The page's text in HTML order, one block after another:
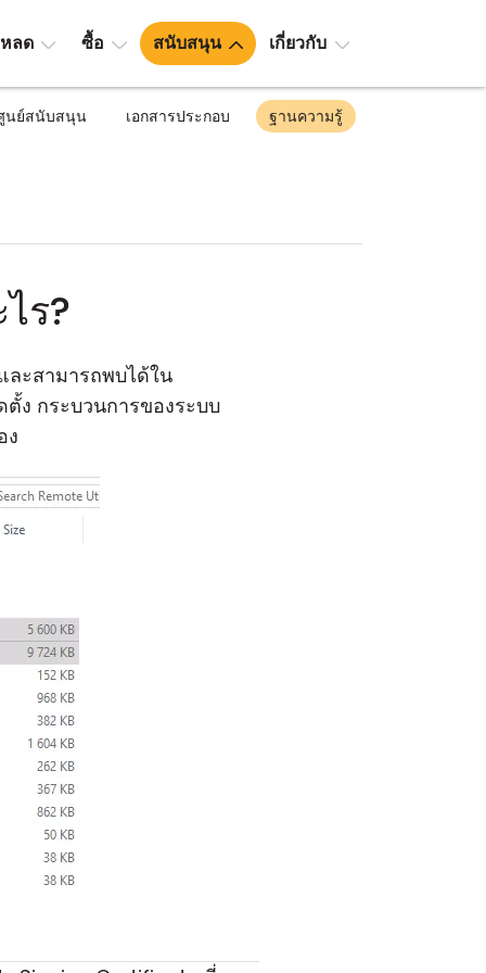
ลด ซื้อ สนับสนุน เกี่ยวกับ
นย์สนับสนุน เอกสารประกอบ ฐานความรู้
ร?
ละสามารถพบได้ใน
ง กระบวนการของระบบ
ง